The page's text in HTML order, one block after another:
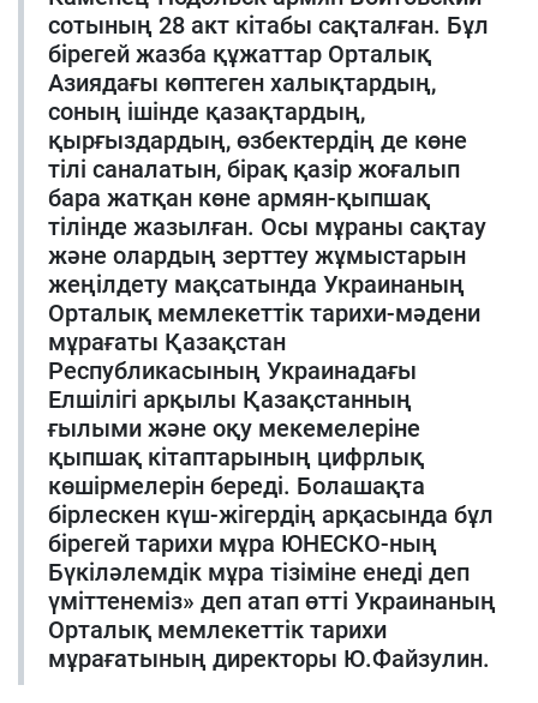
сотының 28 акт кітабы сақталған. Бұл
бірегей жазба құжаттар Орталық
Азиядағы көптеген халықтардың,
соның ішінде қазақтардың,
қырғыздардың, өзбектердің де көне
тілі саналатын, бірақ қазір жоғалып
бара жатқан көне армян-қыпшақ
тілінде жазылған. Осы мұраны сақтау
және олардың зерттеу жұмыстарын
жеңілдету мақсатында Украинаның
Орталық мемлекеттік тарихи-мәдени
мұрағаты Қазақстан
Республикасының Украинадағы
Елшілігі арқылы Қазақстанның
ғылыми және оқу мекемелеріне
қыпшақ кітаптарының цифрлық
көшірмелерін береді. Болашақта
бірлескен күш-жігердің арқасында бұл
бірегей тарихи мұра ЮНЕСКО-ның
Бүкіләлемдік мұра тізіміне енеді деп
үміттенеміз» деп атап өтті Украинаның
Орталық мемлекеттік тарихи
мұрағатының директоры Ю.Файзулин.